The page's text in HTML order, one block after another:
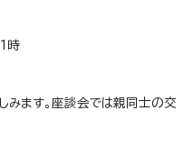
時
みます。座談会では親同士の交